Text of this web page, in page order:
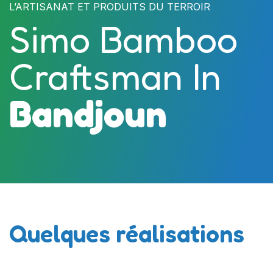
L’ARTISANAT ET PRODUITS DU TERROIR
Simo Bamboo
Craftsman In
Bandjoun
Quelques réalisations